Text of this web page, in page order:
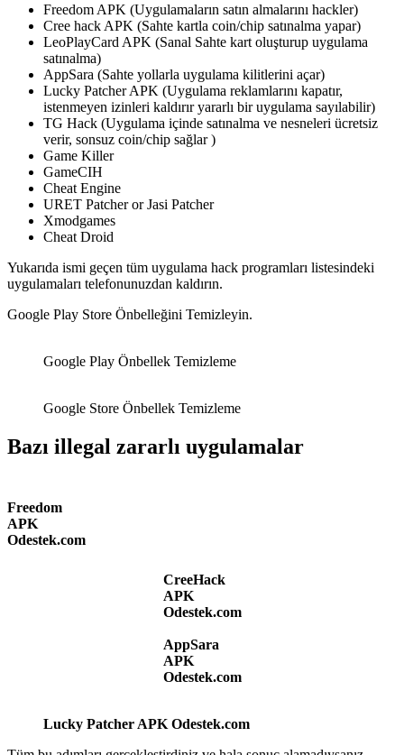
Freedom APK (Uygulamaların satın almalarını hackler)
Cree hack APK (Sahte kartla coin/chip satınalma yapar)
LeoPlayCard APK (Sanal Sahte kart oluşturup uygulama
satınalma)
AppSara (Sahte yollarla uygulama kilitlerini açar)
Lucky Patcher APK (Uygulama reklamlarını kapatır,
istenmeyen izinleri kaldırır yararlı bir uygulama sayılabilir)
TG Hack (Uygulama içinde satınalma ve nesneleri ücretsiz
verir, sonsuz coin/chip sağlar )
Game Killer
GameCIH
Cheat Engine
URET Patcher or Jasi Patcher
Xmodgames
Cheat Droid
Yukarıda ismi geçen tüm uygulama hack programları listesindeki
uygulamaları telefonunuzdan kaldırın.
Google Play Store Önbelleğini Temizleyin.
Google Play Önbellek Temizleme
Google Store Önbellek Temizleme
Bazı illegal zararlı uygulamalar
Freedom
APK
Odestek.com
CreeHack
APK
Odestek.com
AppSara
APK
Odestek.com
Lucky Patcher APK Odestek.com